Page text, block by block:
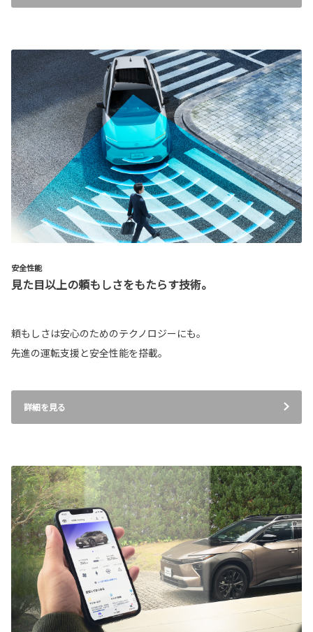
安全性能
見た目以上の頼もしさをもたらす技術。
頼もしさは安心のためのテクノロジーにも。
先進の運転支援と安全性能を搭載。
詳細を見る